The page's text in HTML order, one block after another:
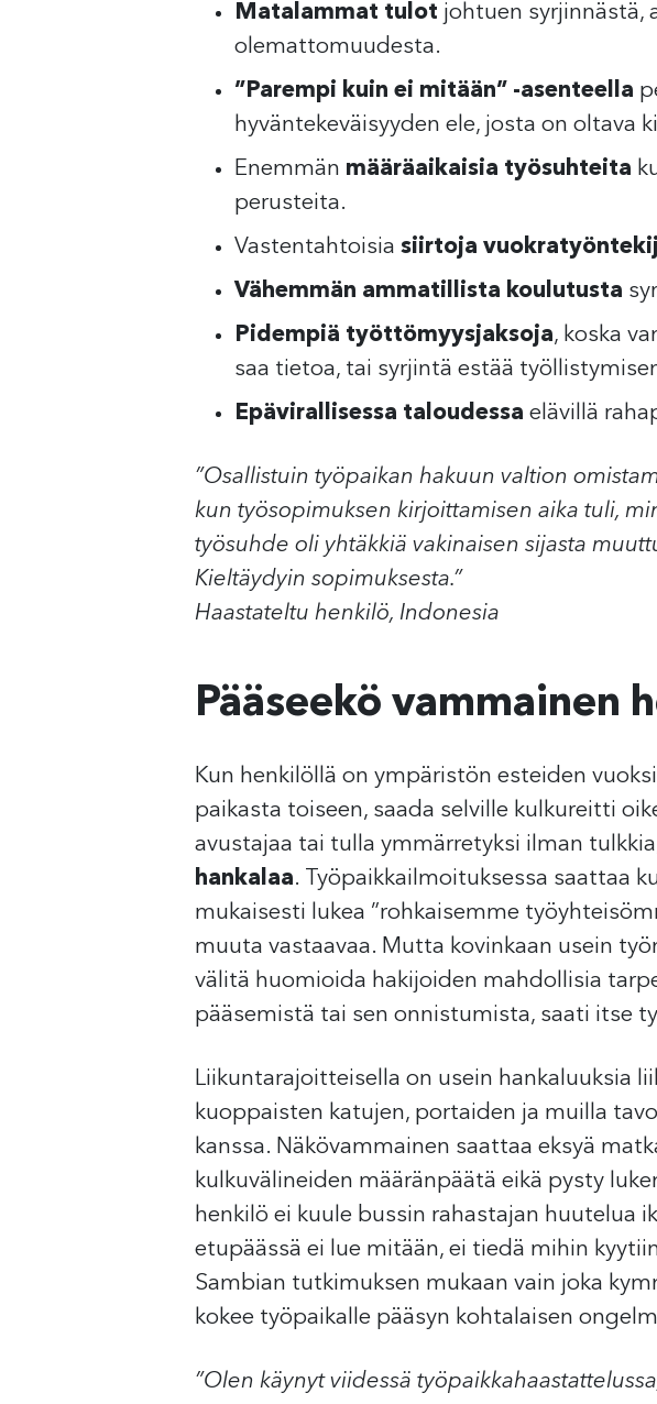
Matalammat tulot johtuen syrjinnästä,
olemattomuudesta.
”Parempi kuin ei mitään” -asenteella
hyväntekeväisyyden ele, josta on oltava
Enemmän määräaikaisia työsuhteita
perusteita.
Vastentahtoisia siirtoja
Vähemmän ammatillista koulutusta
Pidempiä työttömyysjaksoja, koska
saa tietoa, tai syrjintä estää
Epävirallisessa taloudessa elävillä
”Osallistuin työpaikan hakuun valtion
kun työsopimuksen kirjoittamisen aika tuli,
työsuhde oli yhtäkkiä vakinaisen sijasta
Kieltäydyin sopimuksesta.”
Haastateltu henkilö, Indonesia
Pääseekö vammainen
Kun henkilöllä on ympäristön esteiden
paikasta toiseen, saada selville kulkureitti
avustajaa tai tulla ymmärretyksi ilman
hankalaa. Työpaikkailmoituksessa saattaa
mukaisesti lukea ”rohkaisemme
muuta vastaavaa. Mutta kovinkaan usein
välitä huomioida hakijoiden mahdollisia
pääsemistä tai sen onnistumista, saati itse
Liikuntarajoitteisella on usein hankaluuksia
kuoppaisten katujen, portaiden ja muilla
kanssa. Näkövammainen saattaa eksyä
kulkuvälineiden määränpäätä eikä pysty
henkilö ei kuule bussin rahastajan huutelua
etupäässä ei lue mitään, ei tiedä mihin
Sambian tutkimuksen mukaan vain joka
kokee työpaikalle pääsyn kohtalaisen
”Olen käynyt viidessä